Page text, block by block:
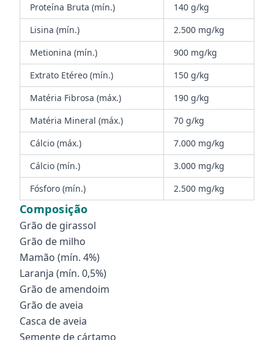
Proteína Bruta (mín.)
140 g/kg
Lisina (mín.)
2.500 mg/kg
Metionina (mín.)
900 mg/kg
Extrato Etéreo (mín.)
150 g/kg
Matéria Fibrosa (máx.)
190 g/kg
Matéria Mineral (máx.)
70 g/kg
Cálcio (máx.)
7.000 mg/kg
Cálcio (mín.)
3.000 mg/kg
Fósforo (mín.)
2.500 mg/kg
Composição
Grão de girassol
Grão de milho
Mamão (mín. 4%)
Laranja (mín. 0,5%)
Grão de amendoim
Grão de aveia
Casca de aveia
Semente de cártamo